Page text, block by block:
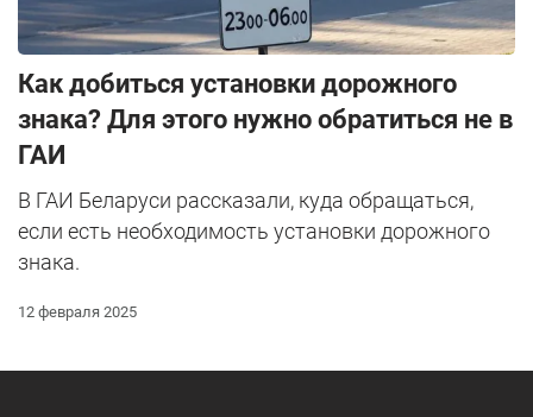
Как добиться установки дорожного
знака? Для этого нужно обратиться не в
ГАИ
В ГАИ Беларуси рассказали, куда обращаться,
если есть необходимость установки дорожного
знака.
12 февраля 2025